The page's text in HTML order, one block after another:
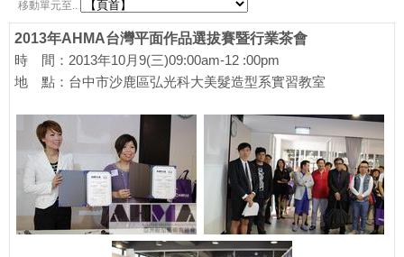
移動單元至..
2013年AHMA台灣平面作品選拔賽暨行業茶會
時 間：2013年10月9(三)09:00am-12 :00pm
地 點：台中市沙鹿區弘光科大美髮造型系實習教室